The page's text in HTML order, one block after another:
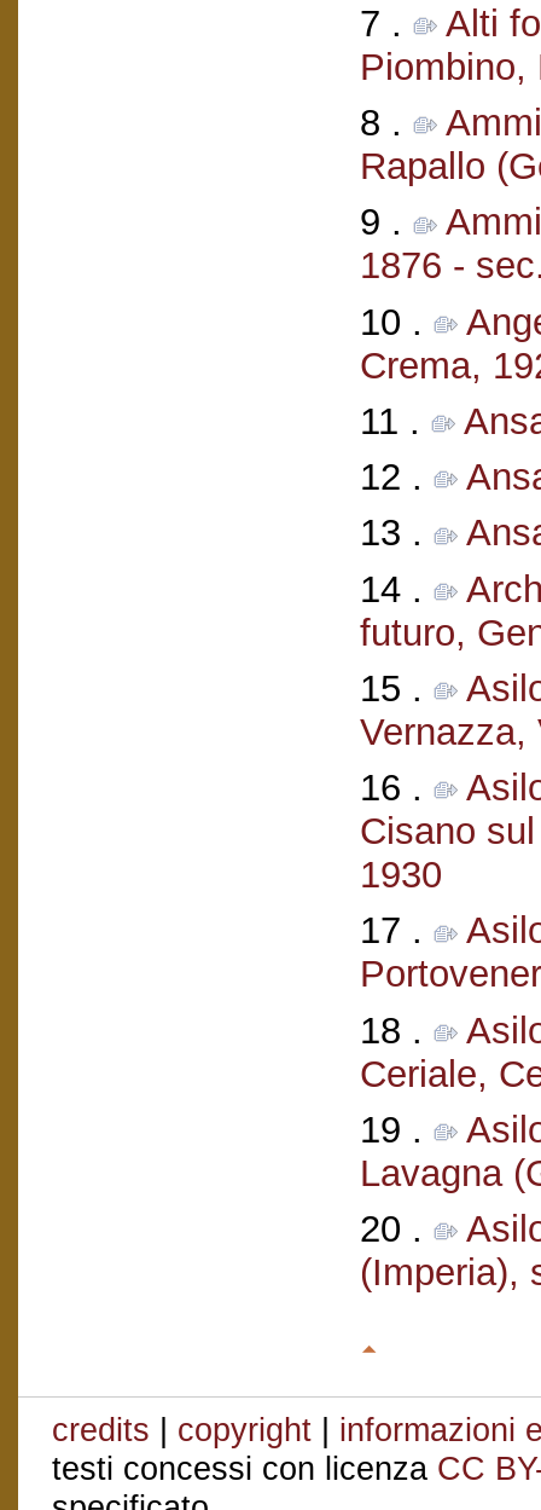
7 .
Alti
Piombino,
8 .
Rapallo
9 .
1876 -
10 .
Crema,
11 .
12 .
13 .
14 .
futuro,
15 .
Vernazza,
16 .
Cisano
1930
17 .
18 .
Ceriale,
19 .
Lavagna
20 .
(Imperia),
credits | copyright | informazioni
testi concessi con licenza CC